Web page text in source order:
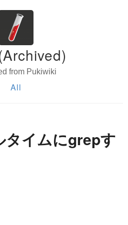
from Pukiwiki
All
タイムにgrepす